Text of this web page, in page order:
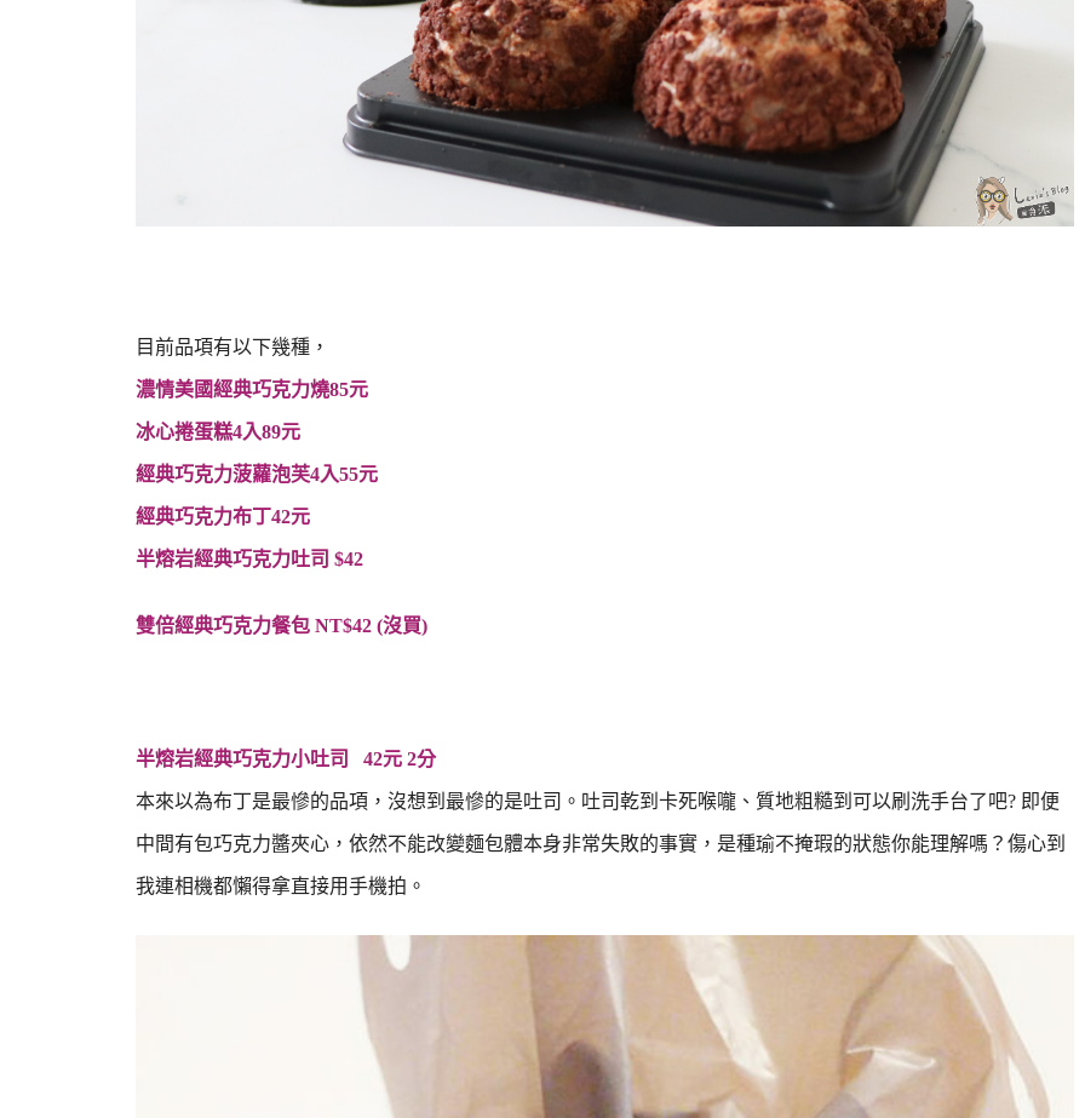
目前品項有以下幾種，
濃情美國經典巧克力燒85元
冰心捲蛋糕4入89元
經典巧克力菠蘿泡芙4入55元
經典巧克力布丁42元
半熔岩經典巧克力吐司 $42
雙倍經典巧克力餐包 NT$42 (沒買)
半熔岩經典巧克力小吐司 42元 2分
本來以為布丁是最慘的品項，沒想到最慘的是吐司。吐司乾到卡死喉嚨、質地粗糙到可以刷洗手台了吧? 即便
中間有包巧克力醬夾心，依然不能改變麵包體本身非常失敗的事實，是種瑜不掩瑕的狀態你能理解嗎？傷心到
我連相機都懶得拿直接用手機拍。